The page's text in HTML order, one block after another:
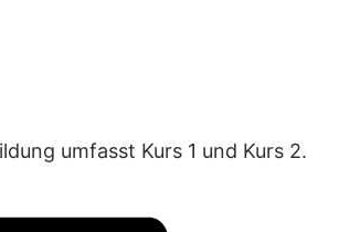
umfasst Kurs 1 und Kurs 2.